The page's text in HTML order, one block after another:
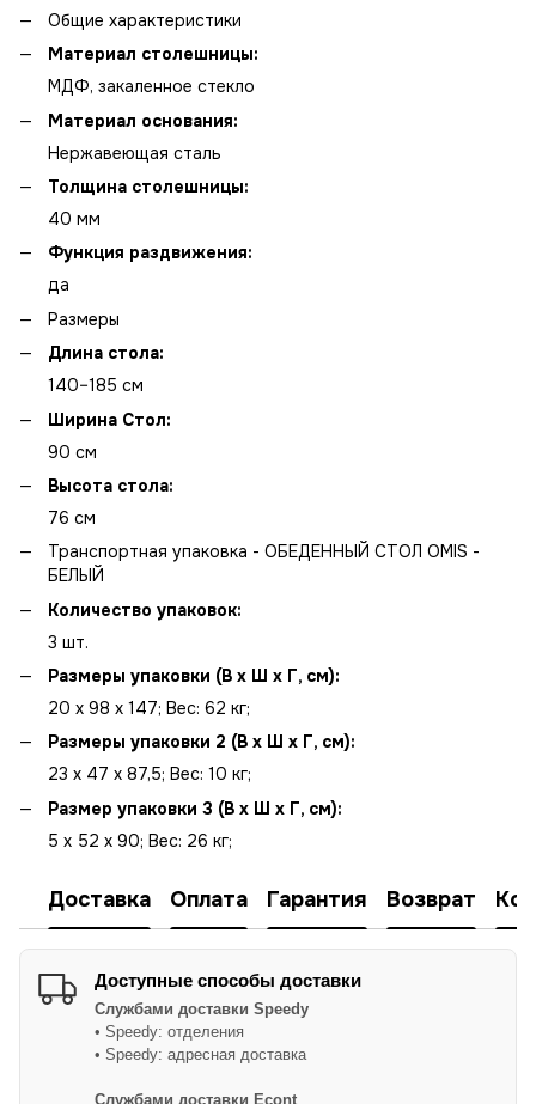
Общие характеристики
Материал столешницы:
МДФ, закаленное стекло
Материал основания:
Нержавеющая сталь
Толщина столешницы:
40 мм
Функция раздвижения:
да
Размеры
Длина стола:
140–185 см
Ширина Стол:
90 см
Высота стола:
76 см
Транспортная упаковка - ОБЕДЕННЫЙ СТОЛ OMIS -
БЕЛЫЙ
Количество упаковок:
3 шт.
Размеры упаковки (В x Ш x Г, см):
20 x 98 x 147; Вес: 62 кг;
Размеры упаковки 2 (В x Ш x Г, см):
23 x 47 x 87,5; Вес: 10 кг;
Размер упаковки 3 (В x Ш x Г, см):
5 x 52 x 90; Вес: 26 кг;
Доставка Оплата Гарантия Возврат
Доступные способы доставки
Службами доставки Speedy
• Speedy: отделения
• Speedy: адресная доставка
Службами доставки Econt